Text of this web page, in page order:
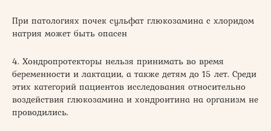
При патологиях почек сульфат глюкозамина с хлоридом
натрия может быть опасен
4. Хондропротекторы нельзя принимать во время
беременности и лактации, а также детям до 15 лет. Среди
этих категорий пациентов исследования относительно
воздействия глюкозамина и хондроитина на организм не
проводились.